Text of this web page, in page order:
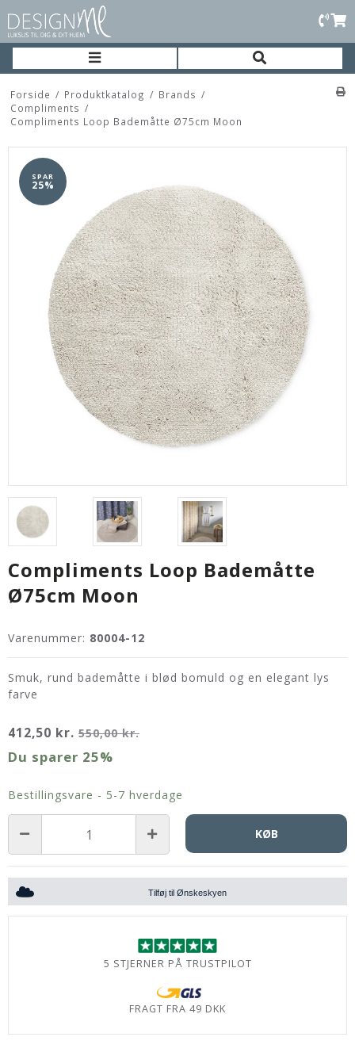
Forside / Produktkatalog / Brands /
Compliments /
Compliments Loop Bademåtte Ø75cm Moon
SPAR
25%
Compliments Loop Bademåtte
Ø75cm Moon
Varenummer: 80004-12
Smuk, rund bademåtte i blød bomuld og en elegant lys
farve
412,50 kr. 550,00 kr.
Du sparer 25%
Bestillingsvare - 5-7 hverdage
KØB
Tilføj til Ønskeskyen
5 STJERNER PÅ TRUSTPILOT
FRAGT FRA 49 DKK